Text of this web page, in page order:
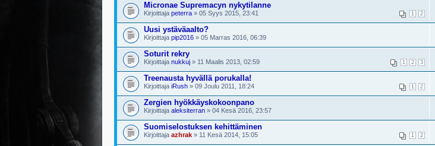
Micronae Supremacyn nykytilanne
1 2
Kirjoittaja peterra » 05 Syys 2015, 23:41
Uusi ystäväaalto?
Kirjoittaja pip2016 » 05 Marras 2016, 06:39
Soturit rekry
1 2 3
Kirjoittaja nukkuj » 11 Maalis 2013, 02:59
Treenausta hyvällä porukalla!
1 2
Kirjoittaja iRush » 09 Joulu 2011, 18:24
Zergien hyökkäyskokoonpano
Kirjoittaja aleksiterran » 04 Kesä 2016, 23:57
Suomiselostuksen kehittäminen
1 2
Kirjoittaja azhrak » 11 Kesä 2014, 15:05